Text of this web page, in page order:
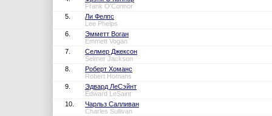
Frank O'Connor
5.
Ли Фелпс
Lee Phelps
6.
Эмметт Воган
Emmett Vogan
7.
Селмер Джексон
Selmer Jackson
8.
Роберт Хоманс
Robert Homans
9.
Эдвард ЛеСэйнт
Edward LeSaint
10.
Чарльз Салливан
Charles Sullivan